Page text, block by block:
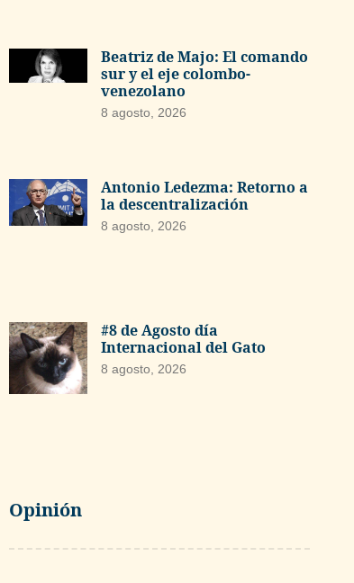
Beatriz de Majo: El comando
sur y el eje colombo-
venezolano
8 agosto, 2026
Antonio Ledezma: Retorno a
la descentralización
8 agosto, 2026
#8 de Agosto día
Internacional del Gato
8 agosto, 2026
Opinión